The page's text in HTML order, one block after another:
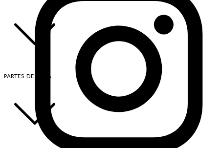
PARTES DE CIMA